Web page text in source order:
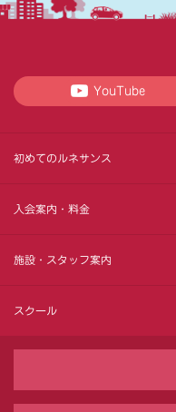
YouTube
初めてのルネサンス
入会案内・料金
施設・スタッフ案内
スクール